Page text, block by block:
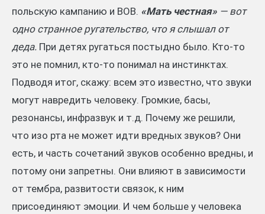
польскую кампанию и ВОВ. «Мать честная» — вот
одно странное ругательство, что я слышал от
деда. При детях ругаться постыдно было. Кто-то
это не помнил, кто-то понимал на инстинктах.
Подводя итог, скажу: всем это известно, что звуки
могут навредить человеку. Громкие, басы,
резонансы, инфразвук и т.д. Почему же решили,
что изо рта не может идти вредных звуков? Они
есть, и часть сочетаний звуков особенно вредны, и
потому они запретны. Они влияют в зависимости
от тембра, развитости связок, к ним
присоединяют эмоции. И чем больше у человека